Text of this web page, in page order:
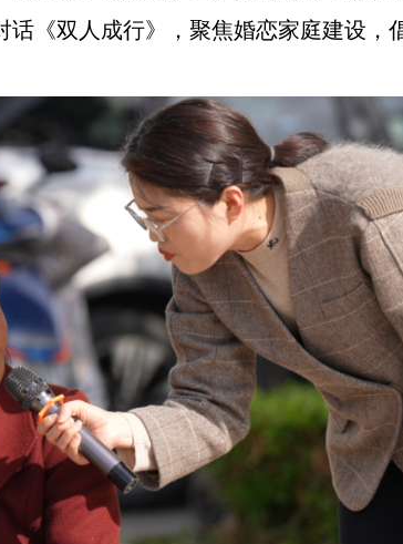
《双人成行》，聚焦婚恋家庭建设，